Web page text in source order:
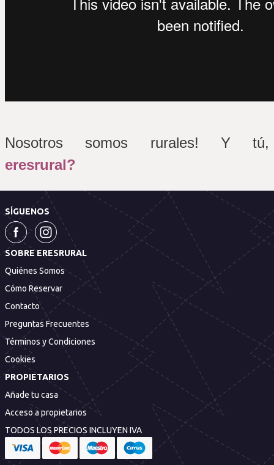
eresrural?
SÍGUENOS
SOBRE ERESRURAL
Quiénes Somos
Cómo Reservar
Contacto
Preguntas Frecuentes
Términos y Condiciones
Cookies
PROPIETARIOS
Añade tu casa
Acceso a propietarios
TODOS LOS PRECIOS INCLUYEN IVA